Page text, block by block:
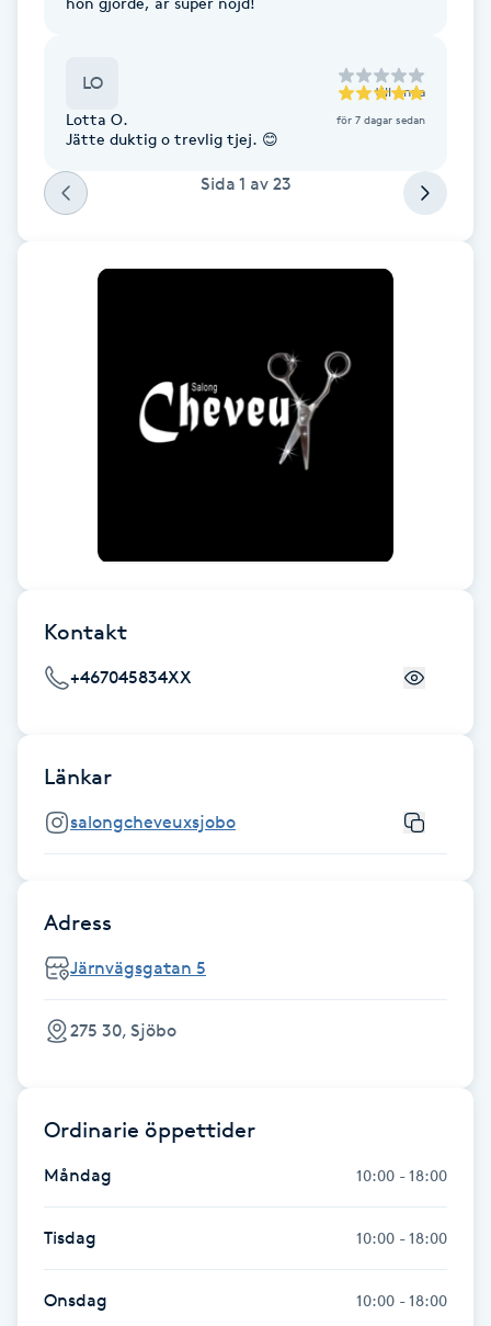
Fransar
Fransborttagning
Fransfärgning
Fransförlängning Megavolym
Frekvensterapi
Friskvård
Frisör
Funktionsanalys
Föning
Gel naglar
Gellack
Gellack med förstärkning
LO till Anna
Lotta O. för 7 dagar sedan
Jätte duktig o trevlig tjej. 😊
Sida 1 av 23
Kontakt
+467045834XX
Länkar
salongcheveuxsjobo
Adress
Järnvägsgatan 5
275 30, Sjöbo
Ordinarie öppettider
Måndag 10:00 - 18:00
Tisdag 10:00 - 18:00
Onsdag 10:00 - 18:00